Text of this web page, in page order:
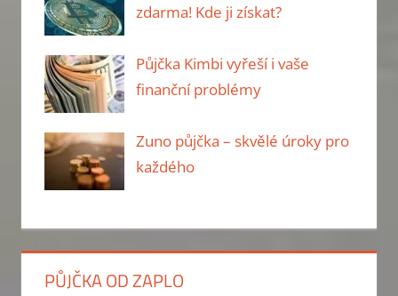
zdarma! Kde ji získat?
Půjčka Kimbi vyřeší i vaše
finanční problémy
Zuno půjčka – skvělé úroky pro
každého
PŮJČKA OD ZAPLO